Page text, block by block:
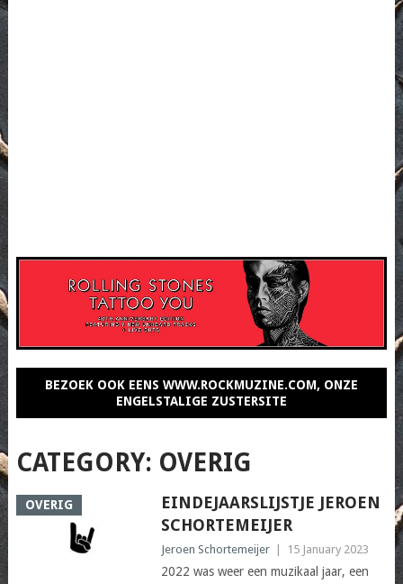
BEZOEK OOK EENS WWW.ROCKMUZINE.COM, ONZE
ENGELSTALIGE ZUSTERSITE
CATEGORY: OVERIG
OVERIG
EINDEJAARSLIJSTJE JEROEN
SCHORTEMEIJER
Jeroen Schortemeijer 15 January 2023
2022 was weer een muzikaal jaar, een